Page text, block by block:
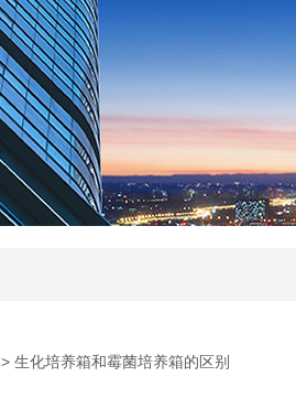
> 生化培养箱和霉菌培养箱的区别